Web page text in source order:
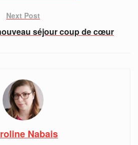
Next Post
séjour coup de cœur
Nabais